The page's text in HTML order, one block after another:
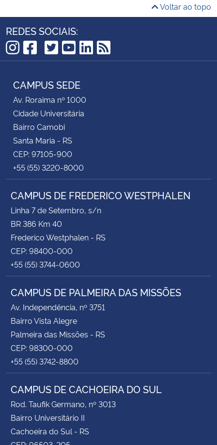
Voltar ao topo
REDES SOCIAIS:
Instagram
Facebook
TikTok
Twitter
YouTube
LinkedIn
RSS
CAMPUS SEDE
Av. Roraima nº 1000
Cidade Universitária
Bairro Camobi
Santa Maria - RS
CEP: 97105-900
+55 (55) 3220-8000
CAMPUS DE FREDERICO WESTPHALEN
Linha 7 de Setembro, s/n
BR 386 Km 40
Frederico Westphalen - RS
CEP: 98400-000
+55 (55) 3744-0600
CAMPUS DE PALMEIRA DAS MISSÕES
Av. Independência, nº 3751
Bairro Vista Alegre
Palmeira das Missões - RS
CEP: 98300-000
+55 (55) 3742-8800
CAMPUS DE CACHOEIRA DO SUL
Rod. Taufik Germano, nº 3013
Bairro Universitário II
Cachoeira do Sul - RS